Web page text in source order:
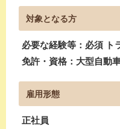
対象となる方
必要な経験等：必須 ト
免許・資格：大型自動
雇用形態
正社員